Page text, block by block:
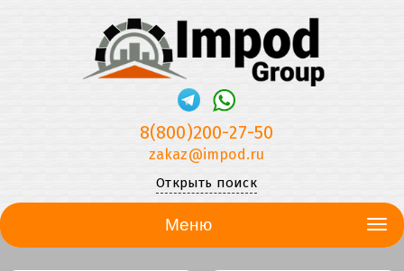
8(800)200-27-50
zakaz@impod.ru
Открыть поиск
Меню